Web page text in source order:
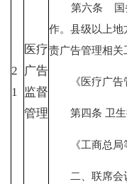
2
1
医疗
广告
监督
管理
第六条 国务
作。县级以上
责广告管理相关
《医疗广告管
第四条 卫生
《工商总局等
二、联席会议